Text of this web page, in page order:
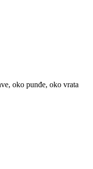
oko punđe, oko vrata